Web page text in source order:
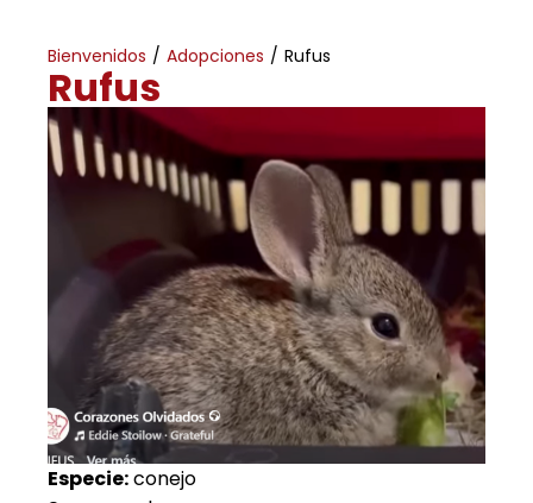
Bienvenidos / Adopciones / Rufus
Rufus
Especie:conejo